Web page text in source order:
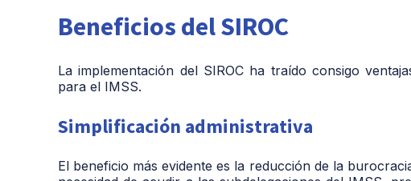
Beneficios del SIROC
La implementación del SIROC ha traído consigo
para el IMSS.
Simplificación administrativa
El beneficio más evidente es la reducción de la